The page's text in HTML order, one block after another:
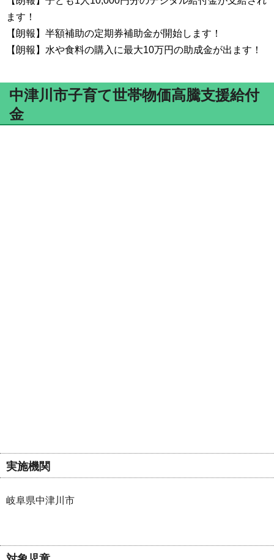
ます！
【朗報】半額補助の定期券補助金が開始します！
【朗報】水や食料の購入に最大10万円の助成金が出ます！
中津川市子育て世帯物価高騰支援給付
金
実施機関
岐阜県中津川市